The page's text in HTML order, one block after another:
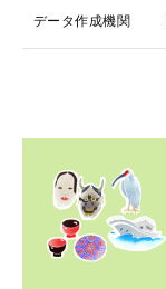
データ作成機関